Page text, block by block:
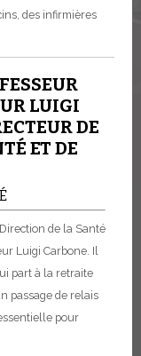
des infirmières
LUIGI
DE
ET DE
de la Santé
Luigi Carbone. Il
part à la retraite
passage de relais
pour